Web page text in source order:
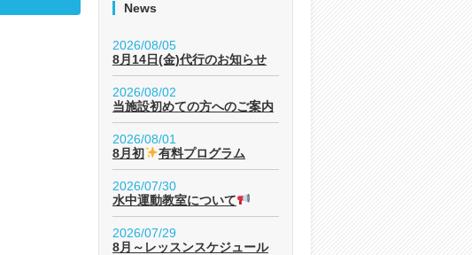
News
2026/08/05
8月14日(金)代行のお知らせ
2026/08/02
当施設初めての方へのご案内
2026/08/01
8月初
有料プログラム
2026/07/30
水中運動教室について
2026/07/29
8月～レッスンスケジュール